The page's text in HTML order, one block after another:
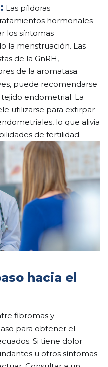
Las píldoras
hormonales
los síntomas
la menstruación. Las
de la GnRH,
de la aromatasa.
puede recomendarse
endometrial. La
utilizarse para extirpar
lo que alivia
de fertilidad.
hacia el
fibromas y
para obtener el
Si tiene dolor
u otros síntomas